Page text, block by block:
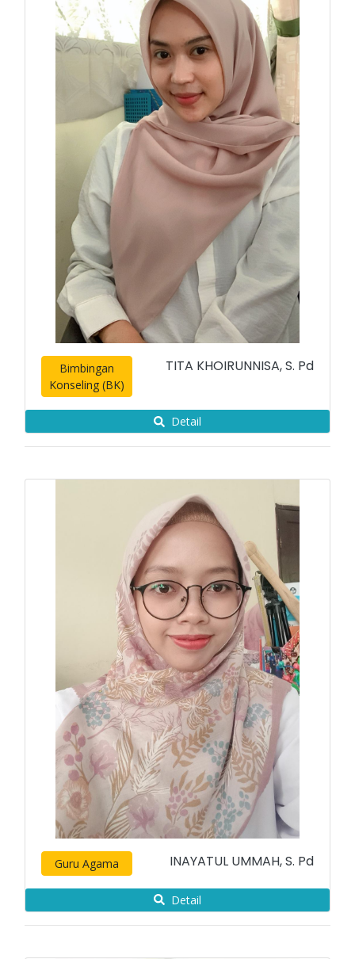
Bimbingan
Konseling (BK)
TITA KHOIRUNNISA, S. Pd
Detail
Guru Agama INAYATUL UMMAH, S. Pd
Detail